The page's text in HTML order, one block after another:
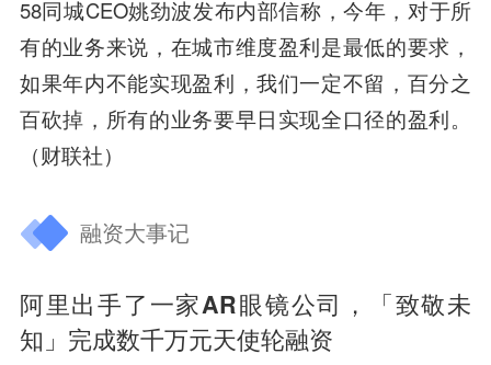
58同城CEO姚劲波发布内部信称，今年，对于所
有的业务来说，在城市维度盈利是最低的要求，
如果年内不能实现盈利，我们一定不留，百分之
百砍掉，所有的业务要早日实现全口径的盈利。
（财联社）
融资大事记
阿里出手了一家AR眼镜公司，「致敬未
知」完成数千万元天使轮融资